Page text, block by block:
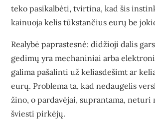
teko pasikalbėti, tvirtina, kad šis
kainuoja kelis tūkstančius eurų be
Realybė paprastesnė: didžioji dalis
gedimų yra mechaniniai arba
galima pašalinti už keliasdešimt ar
eurų. Problema ta, kad nedaugelis
žino, o pardavėjai, suprantama, neturi
šviesti pirkėjų.